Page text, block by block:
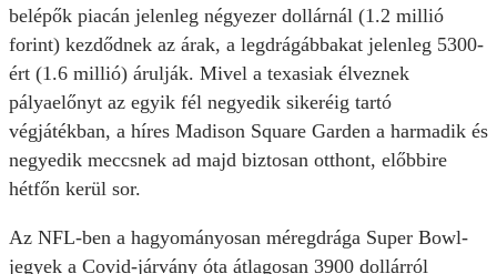
belépők piacán jelenleg négyezer dollárnál (1.2 millió
forint) kezdődnek az árak, a legdrágábbakat jelenleg 5300-
ért (1.6 millió) árulják. Mivel a texasiak élveznek
pályaelőnyt az egyik fél negyedik sikeréig tartó
végjátékban, a híres Madison Square Garden a harmadik és
negyedik meccsnek ad majd biztosan otthont, előbbire
hétfőn kerül sor.
Az NFL-ben a hagyományosan méregdrága Super Bowl-
jegyek a Covid-járvány óta átlagosan 3900 dollárról